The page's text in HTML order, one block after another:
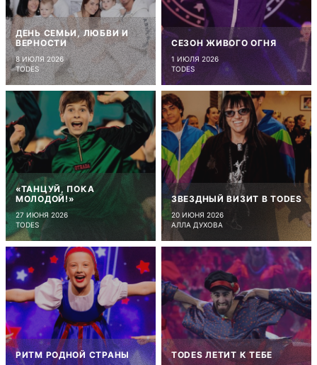
ДЕНЬ СЕМЬИ, ЛЮБВИ И
ВЕРНОСТИ
8 ИЮЛЯ 2026
TODES
СЕЗОН ЖИВОГО ОГНЯ
1 ИЮЛЯ 2026
TODES
«ТАНЦУЙ, ПОКА
МОЛОДОЙ!»
27 ИЮНЯ 2026
TODES
ЗВЕЗДНЫЙ ВИЗИТ В TODES
20 ИЮНЯ 2026
АЛЛА ДУХОВА
РИТМ РОДНОЙ СТРАНЫ TODES ЛЕТИТ К ТЕБЕ